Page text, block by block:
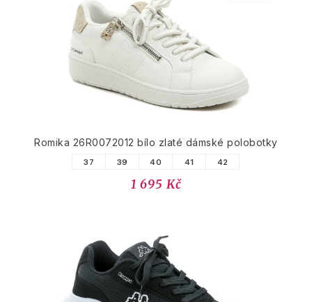
Romika 26R0072012 bílo zlaté dámské polobotky
37 39 40 41 42
1 695 Kč